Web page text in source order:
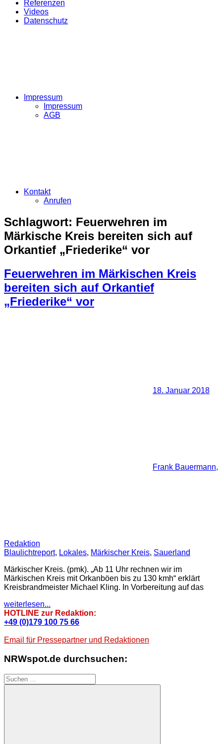
Referenzen
Videos
Datenschutz
Impressum
Impressum
AGB
Kontakt
Anrufen
Schlagwort: Feuerwehren im
Märkische Kreis bereiten sich auf
Orkantief „Friederike“ vor
Feuerwehren im Märkischen Kreis
bereiten sich auf Orkantief
„Friederike“ vor
18. Januar 2018
Frank Bauermann,
Redaktion
Blaulichtreport, Lokales, Märkischer Kreis, Sauerland
Märkischer Kreis. (pmk). „Ab 11 Uhr rechnen wir im
Märkischen Kreis mit Orkanböen bis zu 130 kmh“ erklärt
Kreisbrandmeister Michael Kling. In Vorbereitung auf das
weiterlesen...
HOTLINE zur Redaktion:
+49 (0)179 100 75 66
Email für Pressepartner und Redaktionen
NRWspot.de durchsuchen:
Suchen
nach: